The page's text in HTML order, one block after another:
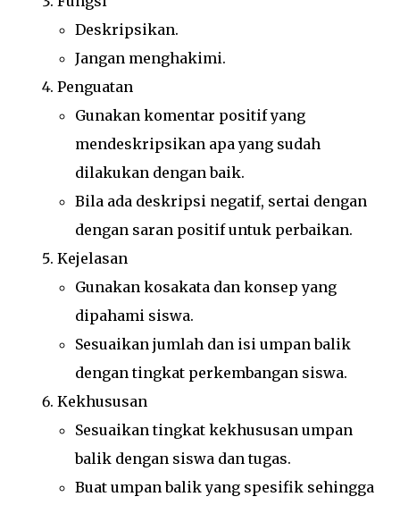
Deskripsikan.
Jangan menghakimi.
Penguatan
Gunakan komentar positif yang
mendeskripsikan apa yang sudah
dilakukan dengan baik.
Bila ada deskripsi negatif, sertai dengan
dengan saran positif untuk perbaikan.
Kejelasan
Gunakan kosakata dan konsep yang
dipahami siswa.
Sesuaikan jumlah dan isi umpan balik
dengan tingkat perkembangan siswa.
Kekhususan
Sesuaikan tingkat kekhususan umpan
balik dengan siswa dan tugas.
Buat umpan balik yang spesifik sehingga